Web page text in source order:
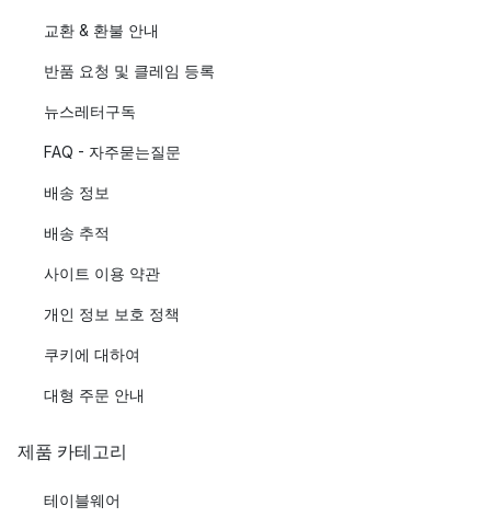
교환 & 환불 안내
반품 요청 및 클레임 등록
뉴스레터구독
FAQ - 자주묻는질문
배송 정보
배송 추적
사이트 이용 약관
개인 정보 보호 정책
쿠키에 대하여
대형 주문 안내
제품 카테고리
테이블웨어